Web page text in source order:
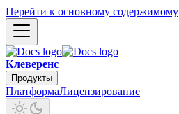
Перейти к основному содержимому
Клеверенс
Продукты
ПлатформаЛицензирование